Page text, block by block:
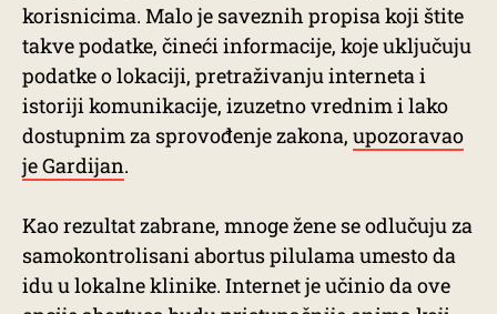
korisnicima. Malo je saveznih propisa koji štite
takve podatke, čineći informacije, koje uključuju
podatke o lokaciji, pretraživanju interneta i
istoriji komunikacije, izuzetno vrednim i lako
dostupnim za sprovođenje zakona, upozoravao
je Gardijan.
Kao rezultat zabrane, mnoge žene se odlučuju za
samokontrolisani abortus pilulama umesto da
idu u lokalne klinike. Internet je učinio da ove